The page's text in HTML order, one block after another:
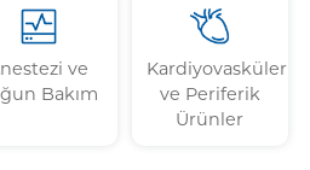
ve
Bakım
Kardiyovasküler
ve Periferik
Ürünler